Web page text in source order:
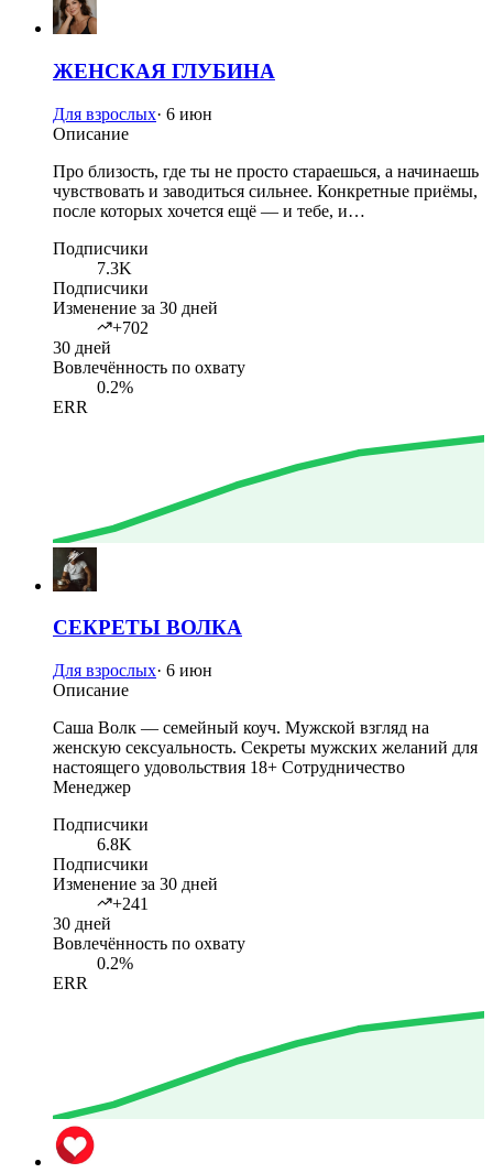
ЖЕНСКАЯ ГЛУБИНА
Для взрослых· 6 июн
Описание
Про близость, где ты не просто стараешься, а начинаешь
чувствовать и заводиться сильнее. Конкретные приёмы,
после которых хочется ещё — и тебе, и…
Подписчики
7.3K
Подписчики
Изменение за 30 дней
+702
30 дней
Вовлечённость по охвату
0.2%
ERR
СЕКРЕТЫ ВОЛКА
Для взрослых· 6 июн
Описание
Саша Волк — семейный коуч. Мужской взгляд на
женскую сексуальность. Секреты мужских желаний для
настоящего удовольствия 18+ Сотрудничество
Менеджер
Подписчики
6.8K
Подписчики
Изменение за 30 дней
+241
30 дней
Вовлечённость по охвату
0.2%
ERR